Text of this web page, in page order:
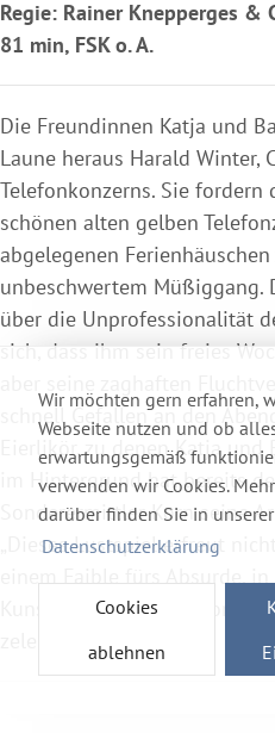
Wir möchten gern erfahren,
Webseite nutzen und ob
erwartungsgemäß
verwenden wir Cookies.
darüber finden Sie in unserer
Datenschutzerklärung
Cookies
ablehnen
Regie: Rainer Knepperges &
81 min, FSK o. A.
Die Freundinnen Katja und
Laune heraus Harald Winter,
Telefonkonzerns. Sie
schönen alten gelben
abgelegenen
unbeschwertem Müßiggang.
über die Unprofessionalität
sich, dass ihm sein freies
aber seine zaghaften
schnell Gefallen an den
Eierlikör, zu denen Katja
im Hintergrund hat bereits
Sonderermittler Korn seine
„Dieses Lustspiel erfreut
einem Faible fürs Absurde,
Kunst der Slow-Burn-Komik
zelebriert.“ (tip Berlin)